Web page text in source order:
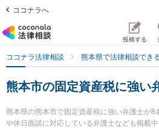
ココナラへ
投稿する
ココナラ法律相談 熊本県で法律相談でき
熊本市の固定資産税に強い
熊本県の熊本市で固定資産税に強い弁護士が8
や休日面談に対応している弁護士なども掲載